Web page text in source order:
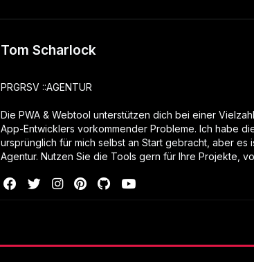
Tom Scharlock
PRGRSV ::AGENTUR
Die PWA & Webtool unterstützen dich bei einer
App-Entwicklers vorkommender Probleme. Ich habe
ursprünglich für mich selbst an Start gebracht, aber es
Agentur. Nutzen Sie die Tools gern für Ihre Projekte,